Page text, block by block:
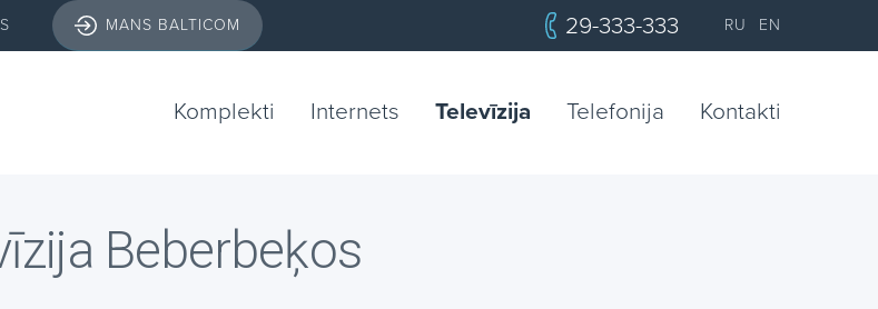
MANS BALTICOM 29-333-333 RU EN
Komplekti Internets Televīzija Telefonija Kontakti
Beberbeķos